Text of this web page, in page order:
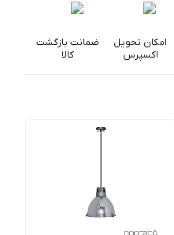
امکان تحویل
اکسپرس
ضمانت بازگشت
کالا